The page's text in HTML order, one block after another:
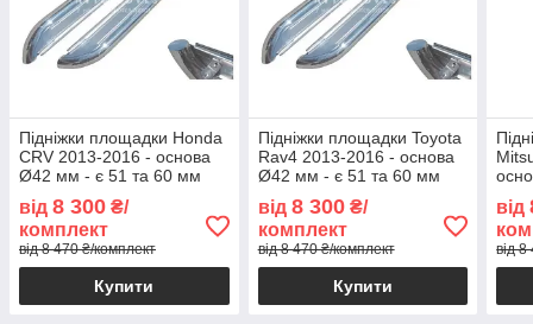
Підніжки площадки Honda
CRV 2013-2016 - основа
Ø42 мм - є 51 та 60 мм
від 8 300 ₴/
комплект
від 8 470 ₴/комплект
Купити
Підніжки площадки Toyota
Rav4 2013-2016 - основа
Ø42 мм - є 51 та 60 мм
від 8 300₴/
комплект
від 8 470 ₴/комплект
Купити
60
від
від